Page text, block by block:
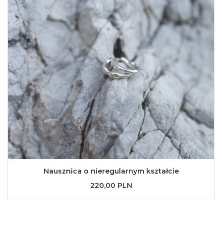
Nausznica o nieregularnym kształcie
220,00 PLN